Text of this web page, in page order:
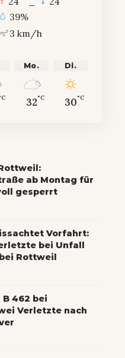
39%
3 km/h
Mo.
32°C
Di.
30°C
ab Montag für
gesperrt
Vorfahrt:
bei Unfall
Rottweil
462 bei
Verletzte nach